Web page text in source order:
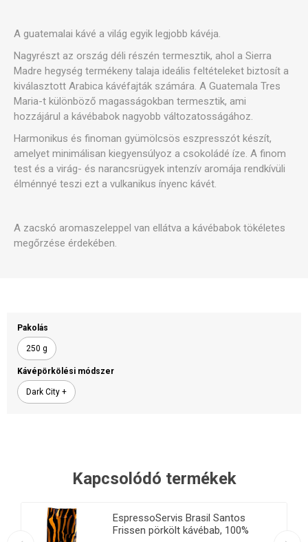
Pakolás
250 g
Kávépörkölési módszer
Dark City +
A guatemalai kávé a világ egyik legjobb kávéja.
Nagyrészt az ország déli részén termesztik, ahol a Sierra
Madre hegység termékeny talaja ideális feltételeket biztosít a
kiválasztott Arabica kávéfajták számára. A Guatemala Tres
Maria-t különböző magasságokban termesztik, ami
hozzájárul a kávébabok nagyobb változatosságához.
Harmonikus és finoman gyümölcsös eszpresszót készít,
amelyet minimálisan kiegyensúlyoz a csokoládé íze. A finom
test és a virág- és narancsrügyek intenzív aromája rendkívüli
élménnyé teszi ezt a vulkanikus ínyenc kávét.
A zacskó aromaszeleppel van ellátva a kávébabok tökéletes
megőrzése érdekében.
Kapcsolódó termékek
EspressoServis Brasil Santos
Frissen pörkölt kávébab, 100%